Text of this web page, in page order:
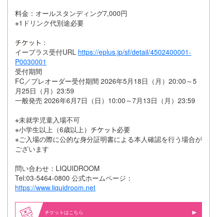
料金：オールスタンディング7,000円
※1ドリンク代別途必要
：
イープラス受付URL https://eplus.jp/sf/detail/4502400001-
P0030001
受付期間
FC／プレオーダー受付期間 2026年5月18日（月）20:00～5
月25日（月）23:59
一般発売 2026年6月7日（日）10:00～7月13日（月）23:59
※未就学児童入場不可
※小学生以上（6歳以上）
必要
※ご入場の際に公的な身分証明書による本人確認を行う場合が
ございます
問い合わせ：LIQUIDROOM
Tel:03-5464-0800 公式ホームページ：
https://www.liquidroom.net
はこちら